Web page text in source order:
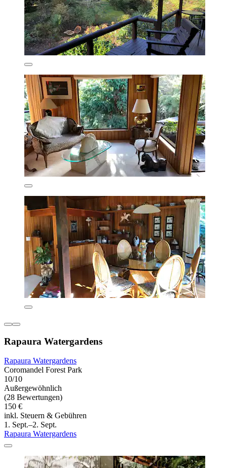
Rapaura Watergardens
Rapaura Watergardens
Coromandel Forest Park
10/10
Außergewöhnlich
(28 Bewertungen)
150 €
inkl. Steuern & Gebühren
1. Sept.–2. Sept.
Rapaura Watergardens